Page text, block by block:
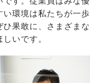
環境は私たちが一歩
果敢に、さまざまな
いです。